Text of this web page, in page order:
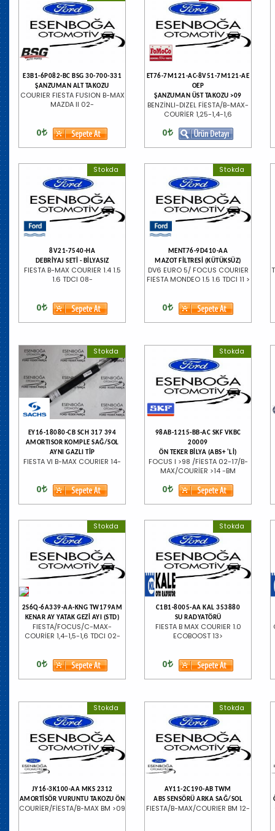
E3B1-6P082-BC BSG 30-700-331
ŞANZUMAN ALT TAKOZU
COURIER FIESTA FUSION B-MAX
MAZDA II 02-
0
ET76-7M121-AC-8V51-7M121-AE
OEP
ŞANZUMAN ÜST TAKOZU >09
BENZİNLI-DIZEL FİESTA/B-MAX-
COURİER 1,25-1,4-1,6
0
Stokda
8V21-7540-HA
DEBRİYAJ SETİ - BİLYASIZ
FIESTA B-MAX COURIER 1.4 1.5
1.6 TDCI 08-
0
Stokda
MENT76-9D410-AA
MAZOT FİLTRESİ (KÜTÜKSÜZ)
DV6 EURO 5/ FOCUS COURIER
FIESTA MONDEO 1.5 1.6 TDCI 11 >
0
Stokda
EY16-18080-CB SCH 317 394
AMORTISOR KOMPLE SAĞ/SOL
AYNI GAZLI TİP
FIESTA VI B-MAX COURIER 14-
0
Stokda
98AB-1215-BB-AC SKF VKBC
20009
ÖN TEKER BİLYA (ABS+ 'Lİ)
FOCUS I >98 /FİESTA 02-17/B-
MAX/COURİER >14 -BM
0
Stokda
2S6Q-6A339-AA-KNG TW179AM
KENAR AY YATAK GEZİ AYI (STD)
FIESTA/FOCUS/C-MAX-
COURİER 1,4-1,5-1,6 TDCI 02-
0
Stokda
C1B1-8005-AA KAL 353880
SU RADYATÖRÜ
FIESTA B MAX COURIER 1.0
ECOBOOST 13>
0
Stokda
JY16-3K100-AA MKS 2312
AMORTİSÖR VURUNTU TAKOZU ÖN
COURİER/FİESTA/B-MAX BM >09
Stokda
AY11-2C190-AB TWM
ABS SENSÖRÜ ARKA SAĞ/SOL
FIESTA/B-MAX/COURIER BM 12-